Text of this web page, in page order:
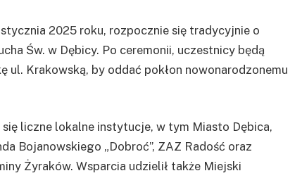
2025 roku, rozpocznie się tradycyjnie o
Św. w Dębicy. Po ceremonii, uczestnicy będą
ul. Krakowską, by oddać pokłon nowonarodzonemu
liczne lokalne instytucje, w tym Miasto Dębica,
Bojanowskiego „Dobroć”, ZAZ Radość oraz
Żyraków. Wsparcia udzielił także Miejski